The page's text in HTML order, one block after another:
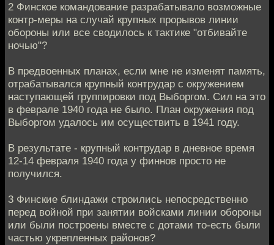
2 Финское командование разрабатывало возможные
контр-меры на случай крупных прорывов линии
обороны или все сводилось к тактике "отбивайте
ночью"?
В предвоенных планах, если мне не изменят память,
отрабатывался крупный контрудар с окружением
наступающей группировки под Выборгом. Сил на это
в феврале 1940 года не было. План окружения под
Выборгом удалось им осуществить в 1941 году.
В результате - крупный контрудар в дневное время
12-14 февраля 1940 года у финнов просто не
получился.
3 Финские блиндажи строились непосредственно
перед войной при занятии войсками линии обороны
или были построены вместе с дотами то-есть были
частью укрепленных районов?